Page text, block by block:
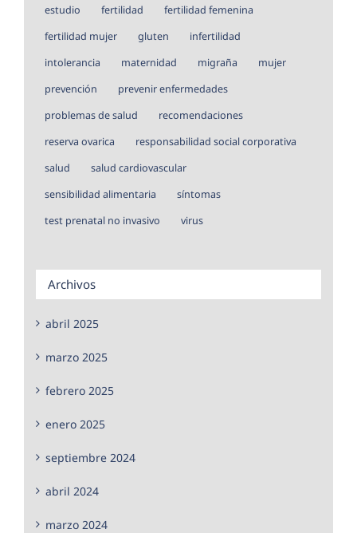
estudio
fertilidad
fertilidad femenina
fertilidad mujer
gluten
infertilidad
intolerancia
maternidad migraña
mujer
prevención
prevenir enfermedades
problemas de salud
recomendaciones
reserva ovarica
responsabilidad social corporativa
salud
salud cardiovascular
sensibilidad alimentaria
síntomas
test prenatal no invasivo
virus
Archivos
abril 2025
marzo 2025
febrero 2025
enero 2025
septiembre 2024
abril 2024
marzo 2024